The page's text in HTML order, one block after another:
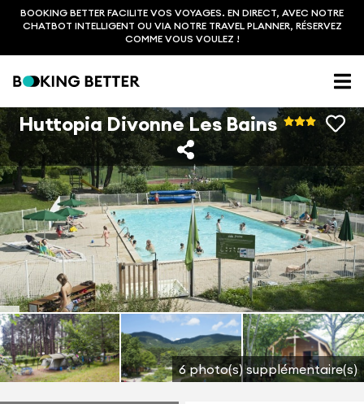
BOOKING BETTER FACILITE VOS VOYAGES. EN DIRECT, AVEC NOTRE
CHATBOT INTELLIGENT OU VIA NOTRE TRAVEL PLANNER, RÉSERVEZ
COMME VOUS VOULEZ !
6 photo(s) supplémentaire(s)
Huttopia Divonne Les Bains